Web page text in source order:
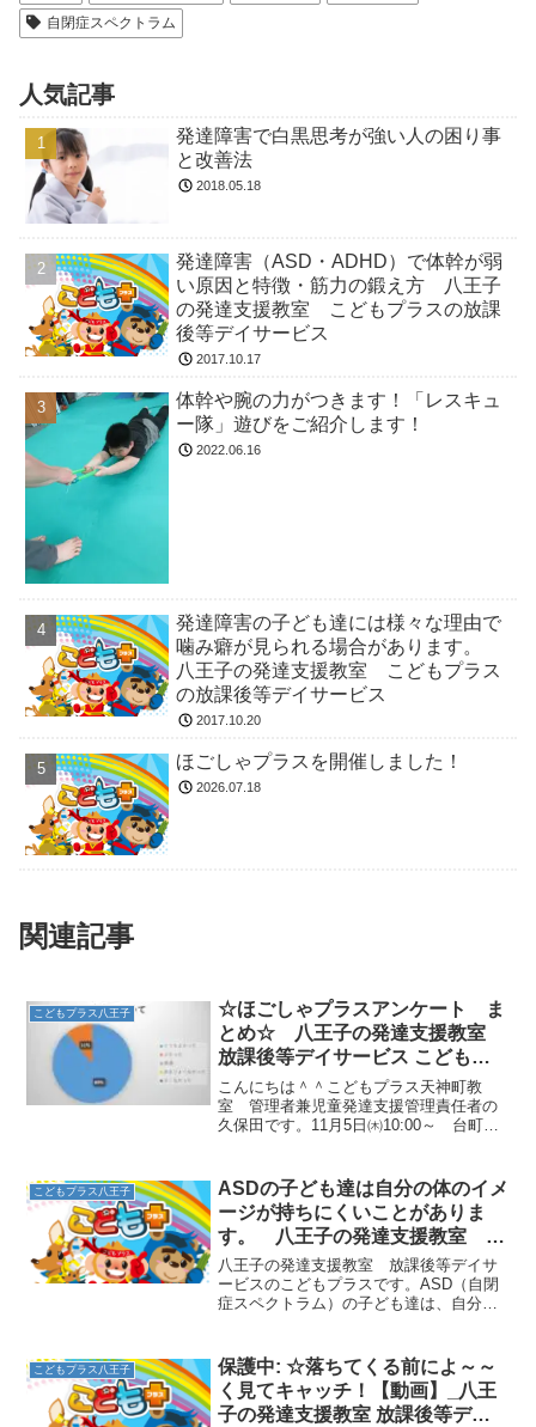
自閉症スペクトラム
人気記事
発達障害で白黒思考が強い人の困り事
と改善法
2018.05.18
発達障害（ASD・ADHD）で体幹が弱
い原因と特徴・筋力の鍛え方 八王子
の発達支援教室 こどもプラスの放課
後等デイサービス
2017.10.17
体幹や腕の力がつきます！「レスキュ
ー隊」遊びをご紹介します！
2022.06.16
発達障害の子ども達には様々な理由で
噛み癖が見られる場合があります。
八王子の発達支援教室 こどもプラス
の放課後等デイサービス
2017.10.20
ほごしゃプラスを開催しました！
2026.07.18
関連記事
こどもプラス八王子
☆ほごしゃプラスアンケート ま
とめ☆ 八王子の発達支援教室
放課後等デイサービス こどもプ
ラス
こんにちは＾＾こどもプラス天神町教
室 管理者兼児童発達支援管理責任者の
久保田です。11月5日㈭10:00～ 台町市
目」 講師 障がい者（児）の夢を実現
させる相談支援所 青...
こどもプラス八王子
ASDの子ども達は自分の体のイメ
ージが持ちにくいことがありま
す。 八王子の発達支援教室 こ
どもプラスの放課後等デイサービ
ス
八王子の発達支援教室 放課後等デイサ
ービスのこどもプラスです。ASD（自閉
症スペクトラム）の子ども達は、自分の
あるように感じたり、腰から下の感覚が
つかみにくい、中には背...
こどもプラス八王子
保護中: ☆落ちてくる前によ～～
く見てキャッチ！【動画】_八王
子の発達支援教室 放課後等デイ